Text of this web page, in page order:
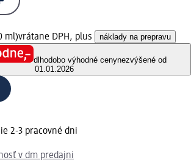
ml)vrátane DPH, plus náklady na prepravu
dlhodobo výhodné cenynezvýšené od
01.01.2026
2-3 pracovné dni
v dm predajni